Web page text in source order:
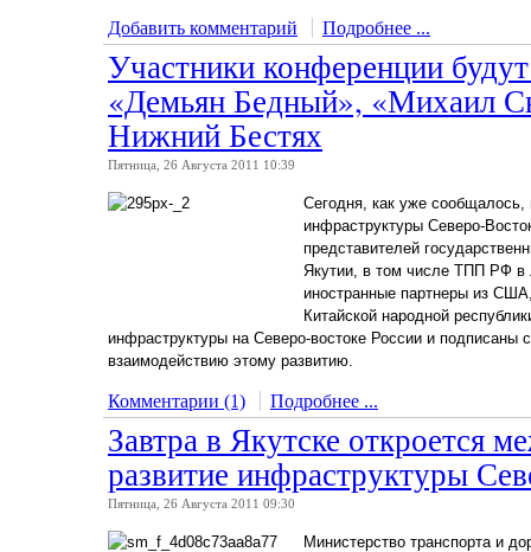
Добавить комментарий Подробнее ...
Участники конференции
«Демьян Бедный», «Михаил
Нижний Бестях
Пятница, 26 Августа 2011 10:39
Сегодня, как уже
инфраструктуры Северо-
представителей
Якутии, в том числе ТПП РФ в
иностранные партнеры из
Китайской народной
инфраструктуры на Северо-востоке России и
взаимодействию этому развитию.
Комментарии (1) Подробнее ...
Завтра в Якутске откроется
развитие инфраструктуры
Пятница, 26 Августа 2011 09:30
Министерство транспорта и